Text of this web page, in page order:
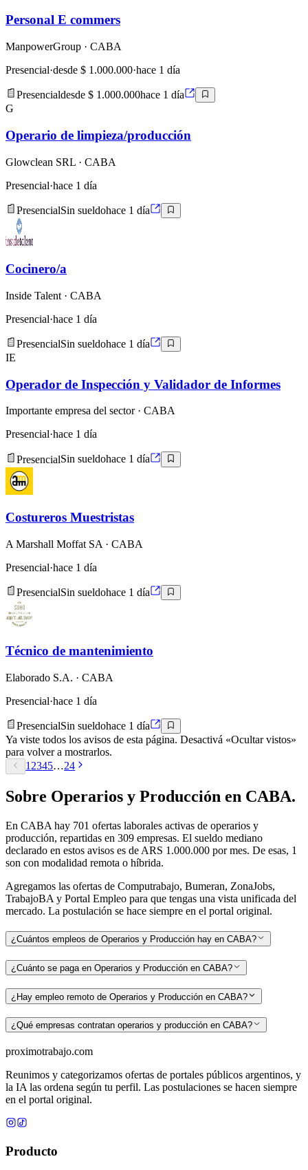
Personal E commers
ManpowerGroup · CABA
Presencial·desde $ 1.000.000·hace 1 día
Presencialdesde $ 1.000.000hace 1 día
G
Operario de limpieza/producción
Glowclean SRL · CABA
Presencial·hace 1 día
PresencialSin sueldohace 1 día
Cocinero/a
Inside Talent · CABA
Presencial·hace 1 día
PresencialSin sueldohace 1 día
IE
Operador de Inspección y Validador de Informes
Importante empresa del sector· CABA
Presencial·hace 1 día
PresencialSin sueldohace 1 día
Costureros Muestristas
A Marshall Moffat SA · CABA
Presencial·hace 1 día
PresencialSin sueldohace 1 día
Técnico de mantenimiento
Elaborado S.A. · CABA
Presencial·hace 1 día
PresencialSin sueldohace 1 día
Ya viste todos los avisos de esta página. Desactivá «Ocultar vistos»
para volver a mostrarlos.
12345…24
Sobre Operarios y Producción en CABA.
En CABA hay 701 ofertas laborales activas de operarios y
producción, repartidas en 309 empresas. El sueldo mediano
declarado en estos avisos es de ARS 1.000.000 por mes. De esas, 1
son con modalidad remota o híbrida.
Agregamos las ofertas de Computrabajo, Bumeran, ZonaJobs,
TrabajoBA y Portal Empleo para que tengas una vista unificada del
mercado. La postulación se hace siempre en el portal original.
¿Cuántos empleos de Operarios y Producción hay en CABA?
¿Cuánto se paga en Operarios y Producción en CABA?
¿Hay empleo remoto de Operarios y Producción en CABA?
¿Qué empresas contratan operarios y producción en CABA?
proximotrabajo.com
Reunimos y categorizamos ofertas de portales públicos argentinos, y
la IA las ordena según tu perfil. Las postulaciones se hacen siempre
en el portal original.
Producto